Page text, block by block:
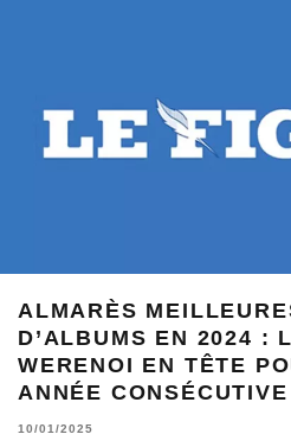
ALMARÈS
D’ALBUMS EN 2024 :
WERENOI EN TÊTE
ANNÉE CONSÉCUTIVE
10/01/2025